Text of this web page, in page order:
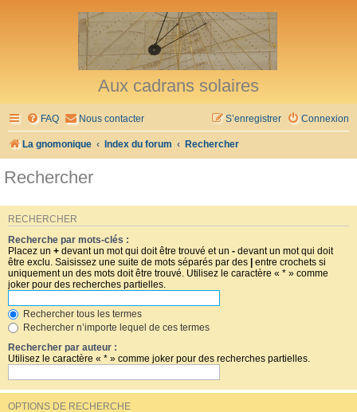
Aux cadrans solaires
FAQ Nous contacter Connexion
S’enregistrer
La gnomonique Index du forum Rechercher
Rechercher
RECHERCHER
Recherche par mots-clés :
Placez un + devant un mot qui doit être trouvé et un - devant un mot qui doit
être exclu. Saisissez une suite de mots séparés par des | entre crochets si
uniquement un des mots doit être trouvé. Utilisez le caractère « * » comme
joker pour des recherches partielles.
Rechercher tous les termes
Rechercher n’importe lequel de ces termes
Rechercher par auteur :
Utilisez le caractère « * » comme joker pour des recherches partielles.
OPTIONS DE RECHERCHE